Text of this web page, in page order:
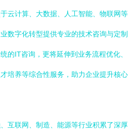
云计算、大数据、人工智能、物联网等
数字化转型提供专业的技术咨询与定制
的IT咨询，更将延伸到业务流程优化、
培养等综合性服务，助力企业提升核心
互联网、制造、能源等行业积累了深厚